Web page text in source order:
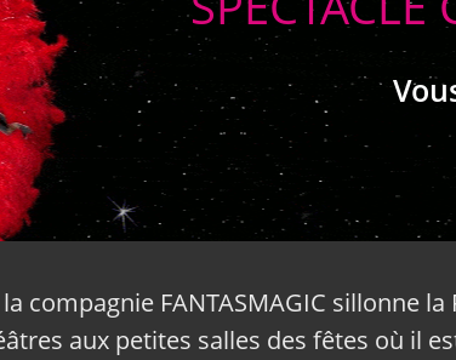
compagnie FANTASMAGIC sillonne la
aux petites salles des fêtes où il